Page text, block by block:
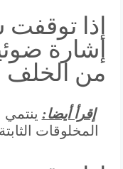
إذا
إشارة
من الخلف
إقرأ أيضا: ينتمي
المخلوقات